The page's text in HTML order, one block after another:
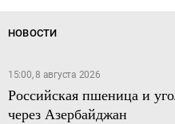
НОВОСТИ
15:00, 8 августа 2026
Российская пшеница и
через Азербайджан